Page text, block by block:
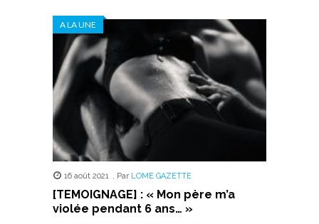
A LA UNE
16 août 2021 , Par LOME GAZETTE
[TEMOIGNAGE] : « Mon père m’a
violée pendant 6 ans… »